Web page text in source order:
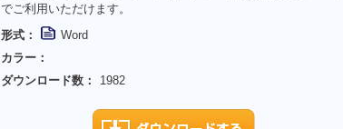
でご利用いただけます。
形式：
Word
カラー：
ダウンロード数：
1982